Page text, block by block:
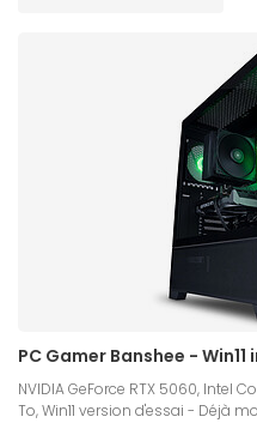
PC Gamer Banshee -
NVIDIA GeForce RTX 5060, Intel
To, Win11 version d'essai - Déjà